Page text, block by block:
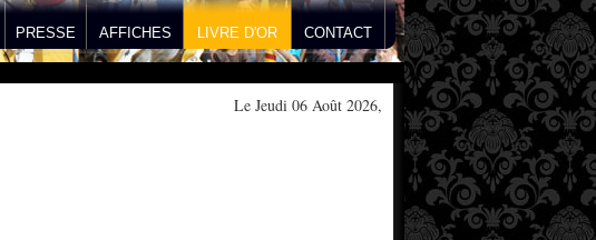
PRESSE AFFICHES LIVRE D'OR CONTACT
Le Jeudi 06 Août 2026,